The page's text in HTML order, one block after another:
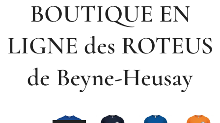
BOUTIQUE EN
LIGNE des ROTEUS
de Beyne-Heusay